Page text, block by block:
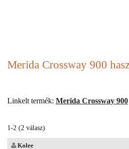
Merida Crossway 900
Linkelt termék: Merida Crossway 900
1-2 (2 válasz)
Kolee